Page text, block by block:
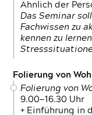
Ähnlich der
Das Seminar
Fachwissen zu
kennen zu
Folierung von
Folierung von
9.00—16.30 Uhr
+ Einführung in